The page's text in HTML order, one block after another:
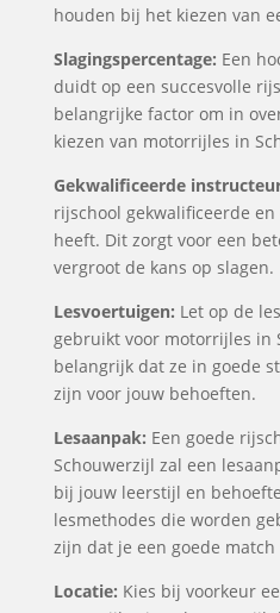
houden bij het kiezen van
Slagingspercentage: Een
duidt op een succesvolle
belangrijke factor om in
kiezen van motorrijles in
Gekwalificeerde
rijschool gekwalificeerde
heeft. Dit zorgt voor een
vergroot de kans op slagen.
Lesvoertuigen: Let op de
gebruikt voor motorrijles in
belangrijk dat ze in goede
zijn voor jouw behoeften.
Lesaanpak: Een goede
Schouwerzijl zal een
bij jouw leerstijl en
lesmethodes die worden
zijn dat je een goede match
Locatie: Kies bij voorkeur